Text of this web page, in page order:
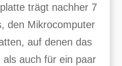
trägt nachher 7
den Mikrocomputer
auf denen das
als auch für ein paar